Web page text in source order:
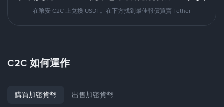
在幣安 C2C 上兌換 USDT。在下方找到最佳報價買賣 Tether
C2C 如何運作
購買加密貨幣 出售加密貨幣